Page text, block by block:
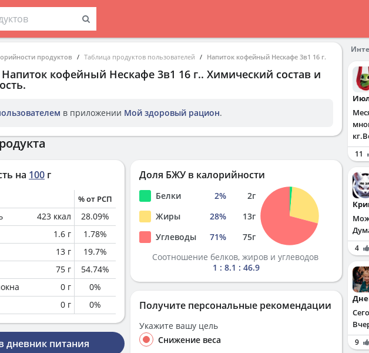
продуктов Таблица продуктов пользователей Напиток кофейный Нескафе 3в1 16 г.
Напиток кофейный Нескафе 3в1 16 г.. Химический состав и
в приложении Мой здоровый рацион.
на 100 г
% от РСП
423 ккал 28.09%
1.6 г 1.78%
13 г 19.7%
75 г 54.74%
0 г 0%
0 г 0%
дневник питания
Доля БЖУ в калорийности
Белки 2% 2г
Жиры
28% 13г
Углеводы
71% 75г
Соотношение белков, жиров и углеводов
1 : 8.1 : 46.9
Получите персональные рекомендации
Укажите вашу цель
Снижение веса
11
4
9